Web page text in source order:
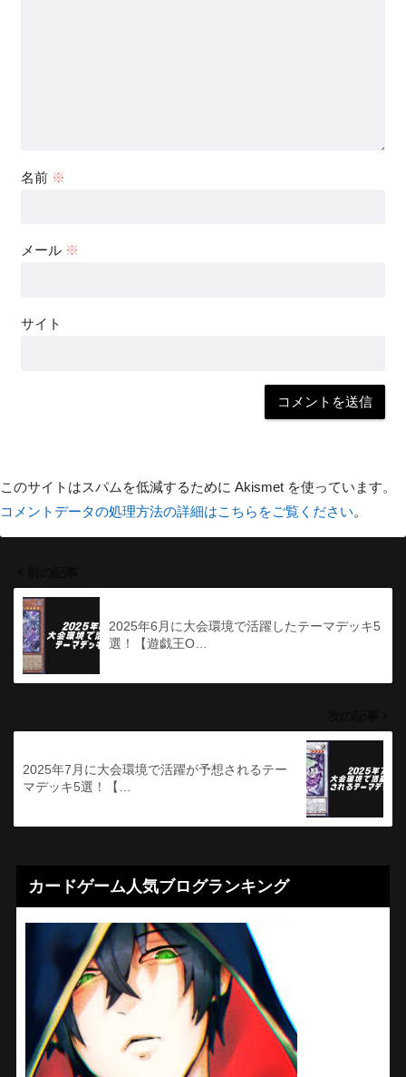
名前 ※
メール ※
サイト
このサイトはスパムを低減するために Akismet を使っています。
コメントデータの処理方法の詳細はこちらをご覧ください。
2025年6月に大会環境で活躍したテーマデッキ5
選！【遊戯王O…
2025年7月に大会環境で活躍が予想されるテー
マデッキ5選！【…
カードゲーム人気ブログランキング